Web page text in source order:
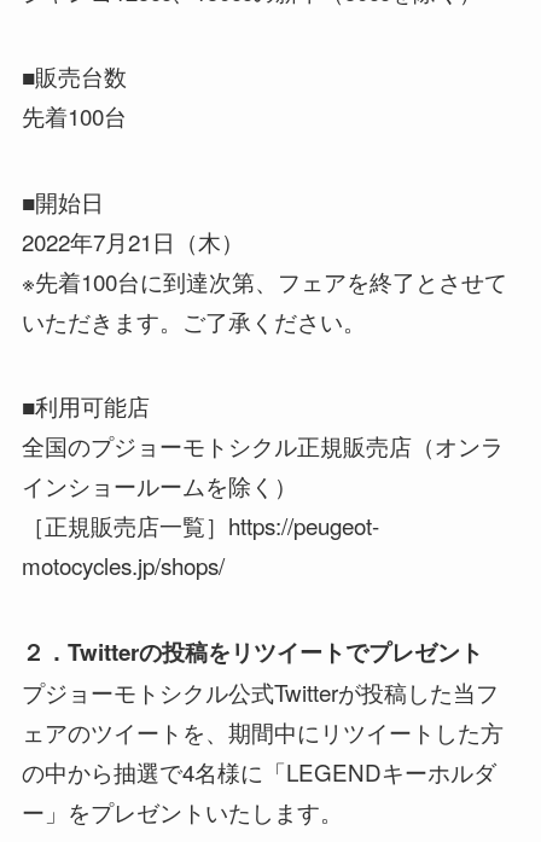
■販売台数
先着100台
■開始日
2022年7月21日（木）
※先着100台に到達次第、フェアを終了とさせて
いただきます。ご了承ください。
■利用可能店
全国のプジョーモトシクル正規販売店（オンラ
インショールームを除く）
［正規販売店一覧］https://peugeot-
motocycles.jp/shops/
２．Twitterの投稿をリツイートでプレゼント
プジョーモトシクル公式Twitterが投稿した当フ
ェアのツイートを、期間中にリツイートした方
の中から抽選で4名様に「LEGENDキーホルダ
ー」をプレゼントいたします。